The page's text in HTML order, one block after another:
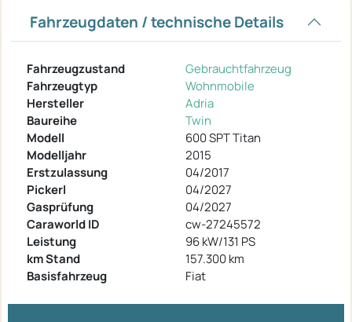
Fahrzeugdaten / technische Details
Fahrzeugzustand
Gebrauchtfahrzeug
Fahrzeugtyp
Wohnmobile
Hersteller
Adria
Baureihe
Twin
Modell
600 SPT Titan
Modelljahr
2015
Erstzulassung
04/2017
Pickerl
04/2027
Gasprüfung
04/2027
Caraworld ID
cw-27245572
Leistung
96 kW/131 PS
km Stand
157.300 km
Basisfahrzeug
Fiat